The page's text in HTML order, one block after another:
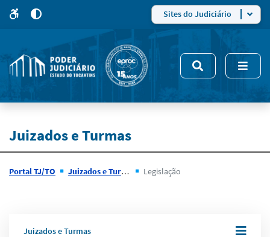
site
5
modo
de
alto
Sites do Judiciário
Juizados e Turmas
Portal TJ/TO Juizados e Turmas Legislação
Juizados e Turmas